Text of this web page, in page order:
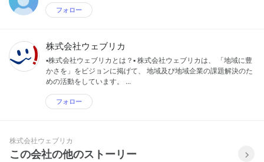
フォロー
株式会社ウェブリカ
▪️株式会社ウェブリカとは？▪️ 株式会社ウェブリカは、 「地域に豊
かさを」をビジョンに掲げて、 地域及び地域企業の課題解決のた
めの活動をしています。 ...
フォロー
株式会社ウェブリカ
この会社の他のストーリー